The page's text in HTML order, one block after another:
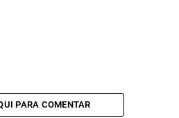
PARA COMENTAR